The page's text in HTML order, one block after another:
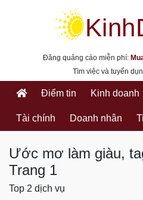
Đăng quảng cáo miễn phí:
Tìm việc và tuyển
Điểm tin Kinh doanh
Tài chính Doanh nhân
Ước mơ làm giàu,
Trang 1
Top 2 dịch vụ